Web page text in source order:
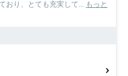
おり、とても充実して...
もっと